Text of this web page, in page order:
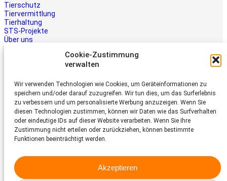
Cookie-Zustimmung
verwalten
Wir verwenden Technologien wie Cookies, um Geräteinformationen zu
speichern und/oder darauf zuzugreifen. Wir tun dies, um das Surferlebnis
zu verbessern und um personalisierte Werbung anzuzeigen. Wenn Sie
diesen Technologien zustimmen, können wir Daten wie das Surfverhalten
oder eindeutige IDs auf dieser Website verarbeiten. Wenn Sie Ihre
Zustimmung nicht erteilen oder zurückziehen, können bestimmte
Funktionen beeinträchtigt werden.
Akzeptieren
Tierschutz
Tiervermittlung
Tierhaltung
STS-Projekte
Über uns
Tiere brauchen Hilfe – auch Ihre.
Unterstützen Sie die Arbeit des
Schweizer Tierschutz STS.
Jetzt spenden
Schweizer Tierschutz STS
CH-4053 Basel